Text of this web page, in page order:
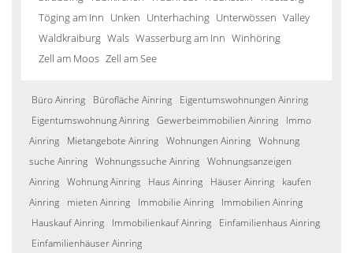
Töging am Inn Unken Unterhaching Unterwössen Valley
Waldkraiburg Wals Wasserburg am Inn Winhöring
Zell am Moos Zell am See
Büro Ainring Bürofläche Ainring
Eigentumswohnungen Ainring
Eigentumswohnung Ainring Gewerbeimmobilien Ainring
Immo
Ainring
Mietangebote Ainring Wohnungen Ainring Wohnung
suche Ainring Wohnungssuche Ainring Wohnungsanzeigen
Ainring Wohnung Ainring Haus Ainring Häuser Ainring
kaufen
Ainring
mieten Ainring Immobilie Ainring
Immobilien Ainring
Hauskauf Ainring
Immobilienkauf Ainring
Einfamilienhaus Ainring
Einfamilienhäuser Ainring